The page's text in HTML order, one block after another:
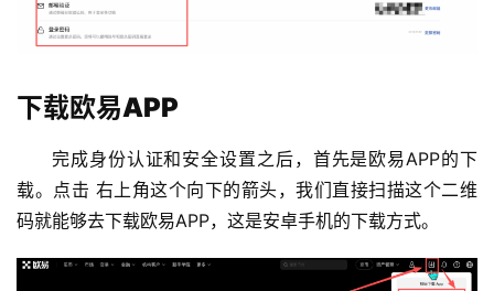
下载欧易APP
完成身份认证和安全设置之后，首先是欧易APP的下
载。点击 右上角这个向下的箭头，我们直接扫描这个二维
码就能够去下载欧易APP，这是安卓手机的下载方式。